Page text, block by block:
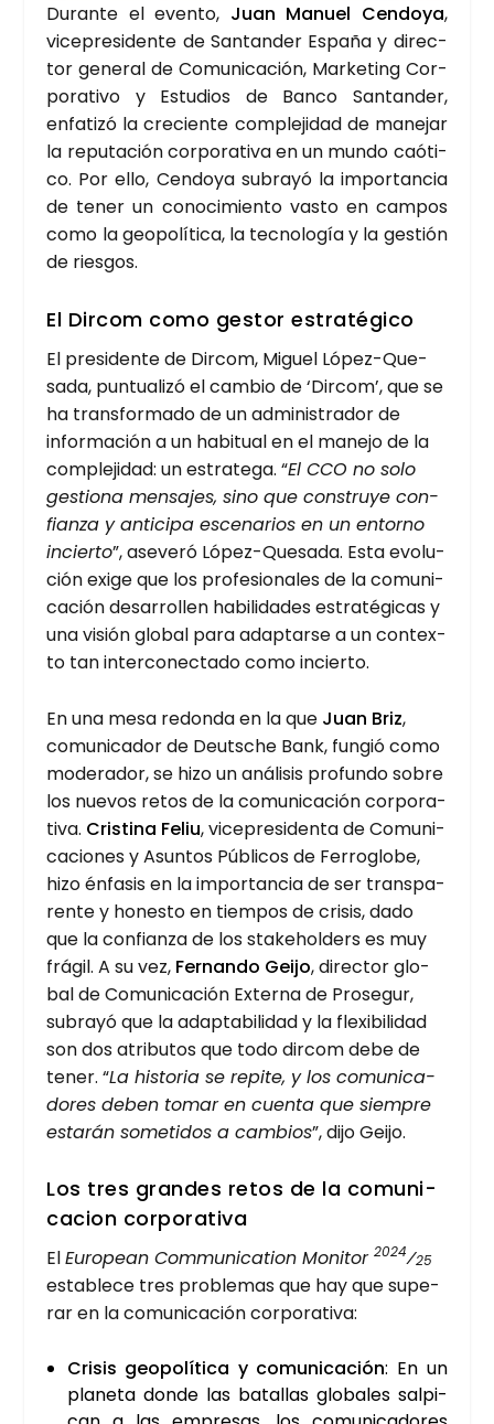
Duran­te el even­to, Juan Manuel Cen­do­ya,
vice­pre­si­den­te de San­tan­der Espa­ña y direc­
tor gene­ral de Comu­ni­ca­ción, Mar­ke­ting Cor­
po­ra­ti­vo y Estu­dios de Ban­co San­tan­der,
enfa­ti­zó la cre­cien­te com­ple­ji­dad de mane­jar
la repu­tación cor­po­ra­ti­va en un mun­do caó­ti­
co. Por ello, Cen­do­ya sub­ra­yó la impor­tan­cia
de tener un cono­ci­mien­to vas­to en cam­pos
como la geo­po­lí­ti­ca, la tec­no­lo­gía y la ges­tión
de ries­gos.
El Dir­com como ges­tor estra­té­gi­co
El pre­si­den­te de Dir­com, Miguel López-Que­
sa­da, pun­tua­li­zó el cam­bio de ‘Dir­com’, que se
ha trans­for­ma­do de un admi­nis­tra­dor de
infor­ma­ción a un habi­tual en el mane­jo de la
com­ple­ji­dad: un estra­te­ga. “El CCO no solo
ges­tio­na men­sa­jes, sino que cons­tru­ye con­
fian­za y anti­ci­pa esce­na­rios en un entorno
incier­to”, ase­ve­ró López-Que­sa­da. Esta evo­lu­
ción exi­ge que los pro­fe­sio­na­les de la comu­ni­
ca­ción desa­rro­llen habi­li­da­des estra­té­gi­cas y
una visión glo­bal para adap­tar­se a un con­tex­
to tan inter­co­nec­ta­do como incier­to.
En una mesa redon­da en la que Juan Briz,
comu­ni­ca­dor de Deu­ts­che Bank, fun­gió como
mode­ra­dor, se hizo un aná­li­sis pro­fun­do sobre
los nue­vos retos de la comu­ni­ca­ción cor­po­ra­
ti­va. Cris­ti­na Feliu, vice­pre­si­den­ta de Comu­ni­
ca­cio­nes y Asun­tos Públi­cos de Ferro­glo­be,
hizo énfa­sis en la impor­tan­cia de ser trans­pa­
ren­te y hones­to en tiem­pos de cri­sis, dado
que la con­fian­za de los sta­kehol­ders es muy
frá­gil. A su vez, Fer­nan­do Gei­jo, direc­tor glo­
bal de Comu­ni­ca­ción Exter­na de Pro­se­gur,
sub­ra­yó que la adap­ta­bi­li­dad y la fle­xi­bi­li­dad
son dos atri­bu­tos que todo dir­com debe de
tener. “La his­to­ria se repi­te, y los comu­ni­ca­
do­res deben tomar en cuen­ta que siem­pre
esta­rán some­ti­dos a cam­bios”, dijo Gei­jo.
Los tres gran­des retos de la comu­ni­
ca­cion cor­po­ra­ti­va
ElEuro­pean Com­mu­ni­ca­tion Moni­tor2024⁄25
esta­ble­ce tres pro­ble­mas que hay que supe­
rar en la comu­ni­ca­ción cor­po­ra­ti­va:
Cri­sis geo­po­lí­ti­ca y comu­ni­ca­ción: En un
pla­ne­ta don­de las bata­llas glo­ba­les sal­pi­